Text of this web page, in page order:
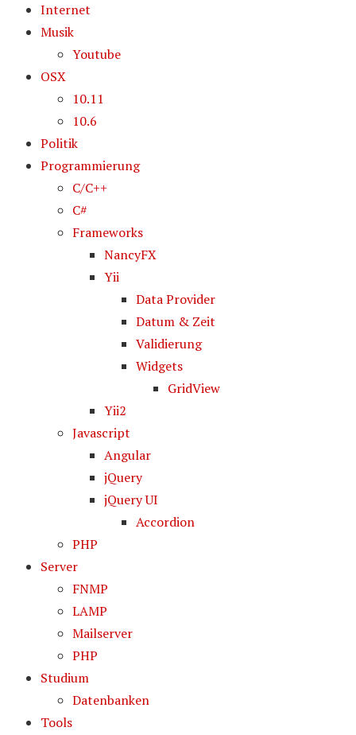
Internet
Musik
Youtube
OSX
10.11
10.6
Politik
Programmierung
C/C++
C#
Frameworks
NancyFX
Yii
Data Provider
Datum & Zeit
Validierung
Widgets
GridView
Yii2
Javascript
Angular
jQuery
jQuery UI
Accordion
PHP
Server
FNMP
LAMP
Mailserver
PHP
Studium
Datenbanken
Tools